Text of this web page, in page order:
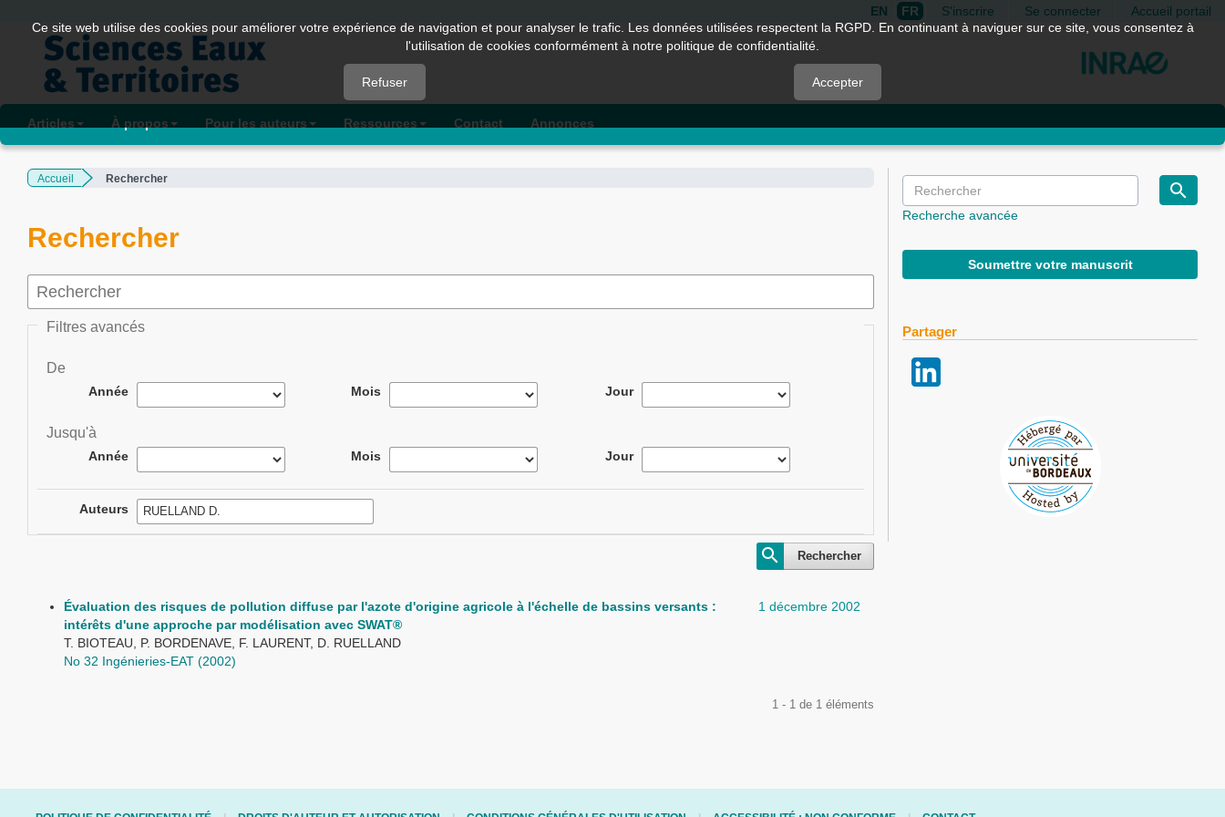
Quick
jump
page
content
Navigation
Main
Sidebar
EN FR S'inscrire Se connecter Accueil portail
Articles À propos Pour les auteurs Ressources Contact Annonces
Accueil Rechercher
Rechercher
Filtres avancés
De
Année Mois Jour
Jusqu'à
Année Mois Jour
Auteurs
Rechercher
1 décembre 2002
Évaluation des risques de pollution diffuse par l'azote d'origine agricole à l'échelle de bassins versants :
intérêts d'une approche par modélisation avec SWAT®
T. BIOTEAU, P. BORDENAVE, F. LAURENT, D. RUELLAND
No 32 Ingénieries-EAT (2002)
1 - 1 de 1 éléments
Recherche avancée
Soumettre votre manuscrit
Partager
Ce site web utilise des cookies pour améliorer votre expérience de navigation et pour analyser le trafic. Les données utilisées respectent la RGPD. En continuant à naviguer sur ce site, vous consentez à
l'utilisation de cookies conformément à notre politique de confidentialité.
Refuser Accepter